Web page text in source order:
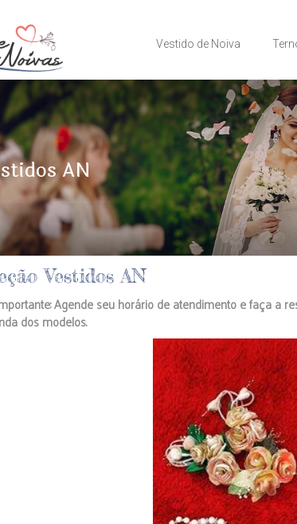
Vestido de Noiva
AN
Vestidos AN
Agende seu horário de atendimento e faça a
dos modelos.